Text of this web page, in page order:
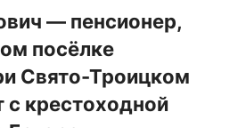
— пенсионер,
посёлке
Свято-Троицком
крестоходной